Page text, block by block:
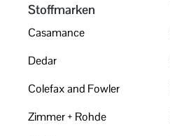
Stoffmarken
Casamance
Dedar
Colefax and Fowler
Zimmer + Rohde